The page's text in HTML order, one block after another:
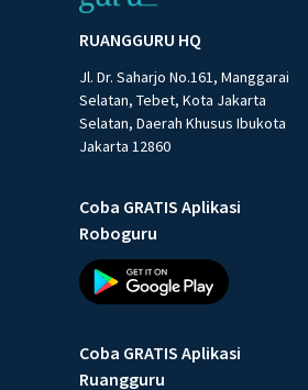
RUANGGURU HQ
Jl. Dr. Saharjo No.161, Manggarai
Selatan, Tebet, Kota Jakarta
Selatan, Daerah Khusus Ibukota
Jakarta 12860
Coba GRATIS Aplikasi
Roboguru
Coba GRATIS Aplikasi
Ruangguru